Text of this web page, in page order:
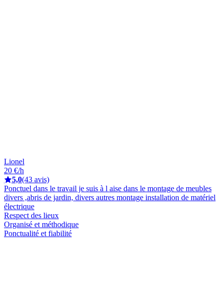
Lionel
20 €/h
5,0(43 avis)
Ponctuel dans le travail je suis à l aise dans le montage de meubles
divers ,abris de jardin, divers autres montage installation de matériel
électrique
Respect des lieux
Organisé et méthodique
Ponctualité et fiabilité